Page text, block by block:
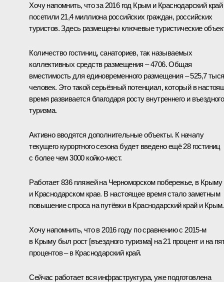
Хочу напомнить, что за 2016 год Крым и Краснодарский край
посетили 21,4 миллиона российских граждан, российских
туристов. Здесь размещены ключевые туристические
Количество гостиниц, санаториев, так называемых
коллективных средств размещения – 4706. Общая
вместимость для единовременного размещения – 525,7
человек. Это такой серьёзный потенциал, который в
время развивается благодаря росту внутреннего и въездного
туризма.
Активно вводятся дополнительные объекты. К началу
текущего курортного сезона будет введено ещё 28 гостиниц
с более чем 3000 койко‑мест.
Работает 836 пляжей на Черноморском побережье, в Крыму
и Краснодарском крае. В настоящее время стало заметным
повышение спроса на путёвки в Краснодарский край и Крым.
Хочу напомнить, что в 2016 году по сравнению с 2015‑м
в Крыму был рост [въездного туризма] на 21 процент и на
процентов – в Краснодарский край.
Сейчас работает вся инфраструктура, уже подготовлена